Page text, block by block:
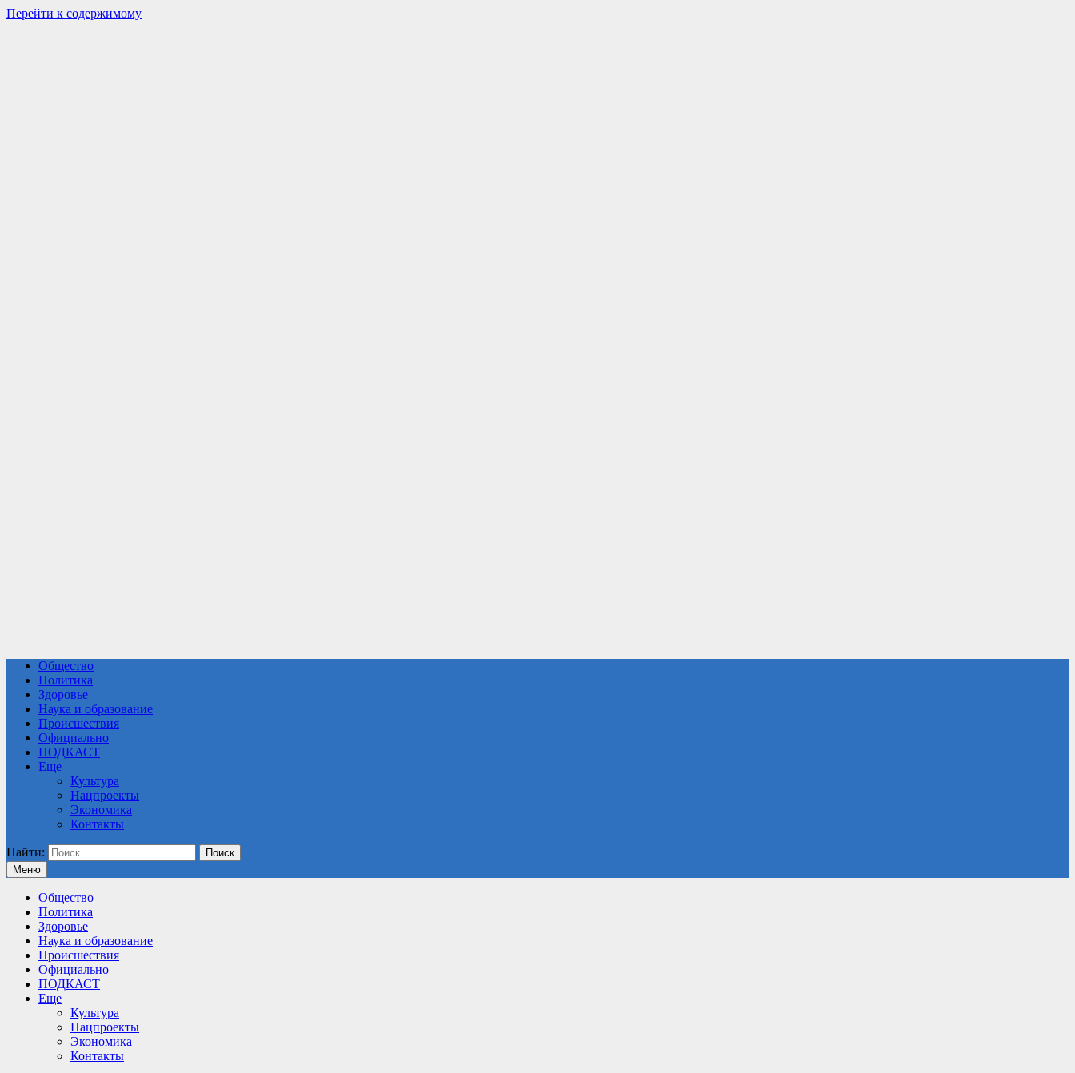
Перейти к содержимому
Общество
Политика
Здоровье
Наука и образование
Происшествия
Официально
ПОДКАСТ
Еще
Культура
Нацпроекты
Экономика
Контакты
Найти:
Меню
Общество
Политика
Здоровье
Наука и образование
Происшествия
Официально
ПОДКАСТ
Еще
Культура
Нацпроекты
Экономика
Контакты